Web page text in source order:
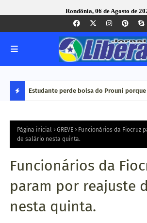
Rondônia, 06 de Agosto de
S
T
A
Q
Estudante perde bolsa do Prouni
renda', diz
Página inicial GREVE
Funcionários da Fiocruz
de salário nesta quinta.
Funcionários da
param por reajuste
nesta quinta.